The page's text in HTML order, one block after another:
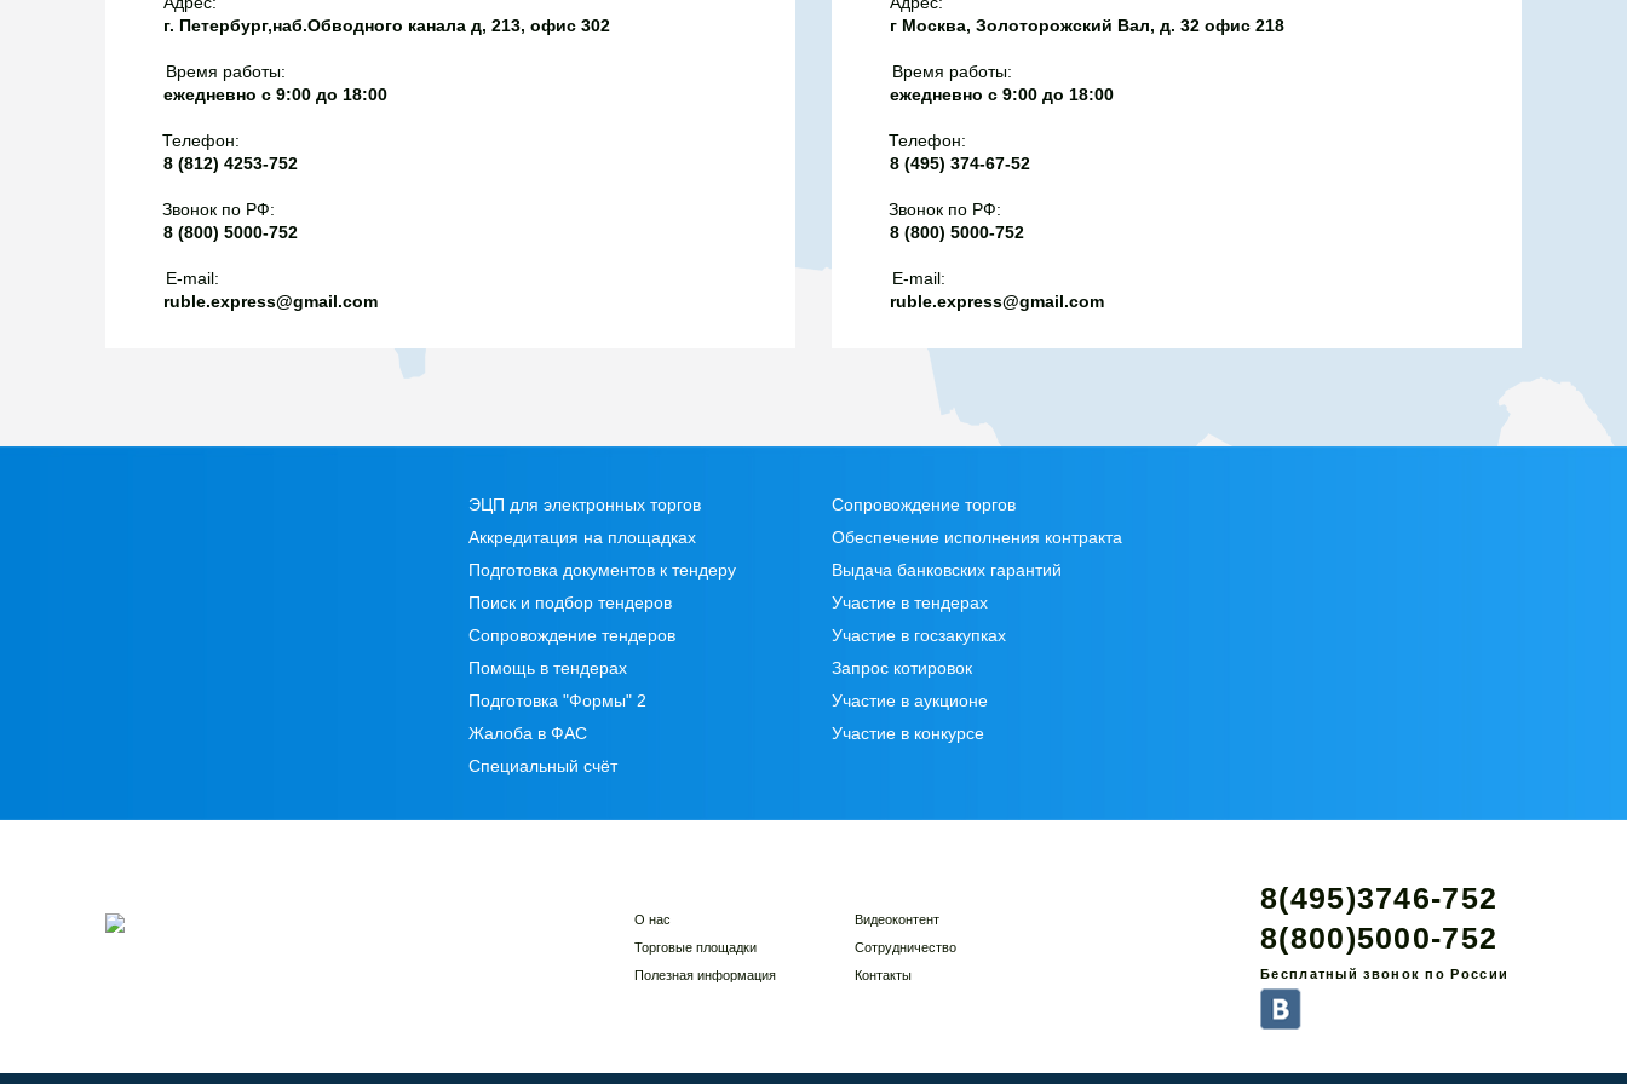
г. Петербург,наб.Обводного канала д, 213, офис 302
Время работы:
ежедневно с 9:00 до 18:00
Телефон:
8 (812) 4253-752
Звонок по РФ:
8 (800) 5000-752
E-mail:
ruble.express@gmail.com
г Москва, Золоторожский Вал, д. 32 офис 218
Время работы:
ежедневно с 9:00 до 18:00
Телефон:
8 (495) 374-67-52
Звонок по РФ:
8 (800) 5000-752
E-mail:
ruble.express@gmail.com
ЭЦП для электронных торгов
Аккредитация на площадках
Подготовка документов к тендеру
Поиск и подбор тендеров
Сопровождение тендеров
Помощь в тендерах
Подготовка "Формы" 2
Жалоба в ФАС
Специальный счёт
Сопровождение торгов
Обеспечение исполнения контракта
Выдача банковских гарантий
Участие в тендерах
Участие в госзакупках
Запрос котировок
Участие в аукционе
Участие в конкурсе
О нас
Торговые площадки
Полезная информация
Видеоконтент
Сотрудничество
Контакты
8(495)3746-752
8(800)5000-752
Бесплатный звонок по России